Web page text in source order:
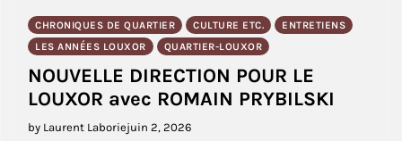
CHRONIQUES DE QUARTIER CULTURE ETC.
ENTRETIENS
LES ANNÉES LOUXOR
QUARTIER-LOUXOR
NOUVELLE DIRECTION POUR LE
LOUXOR avec ROMAIN PRYBILSKI
by Laurent Laboriejuin 2, 2026